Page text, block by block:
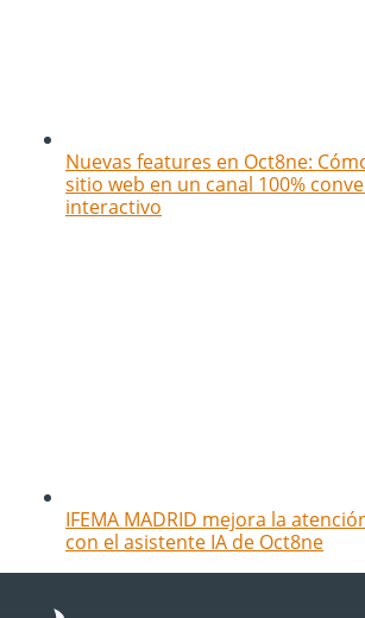
Nuevas features en Oct8ne:
sitio web en un canal 100%
interactivo
IFEMA MADRID mejora la
con el asistente IA de Oct8ne